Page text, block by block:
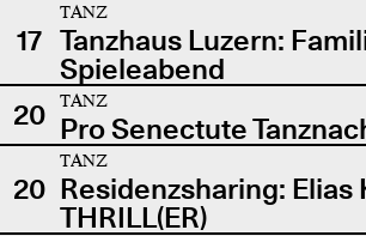
17
TANZ
Tanzhaus Luzern:
Spieleabend
20
TANZ
Pro Senectute
20
TANZ
Residenzsharing: Elias
THRILL(ER)